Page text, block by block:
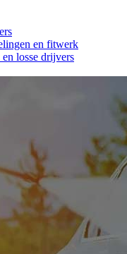
en fitwerk
losse drijvers